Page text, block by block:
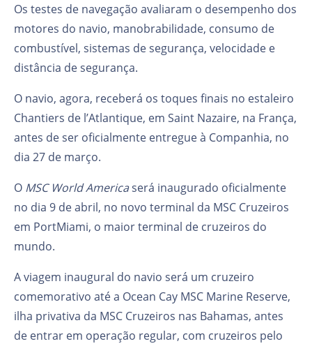
Os testes de navegação avaliaram o desempenho dos
motores do navio, manobrabilidade, consumo de
combustível, sistemas de segurança, velocidade e
distância de segurança.
O navio, agora, receberá os toques finais no estaleiro
Chantiers de l’Atlantique, em Saint Nazaire, na França,
antes de ser oficialmente entregue à Companhia, no
dia 27 de março.
O MSC World Americaserá inaugurado oficialmente
no dia 9 de abril, no novo terminal da MSC Cruzeiros
em PortMiami, o maior terminal de cruzeiros do
mundo.
A viagem inaugural do navio será um cruzeiro
comemorativo até a Ocean Cay MSC Marine Reserve,
ilha privativa da MSC Cruzeiros nas Bahamas, antes
de entrar em operação regular, com cruzeiros pelo